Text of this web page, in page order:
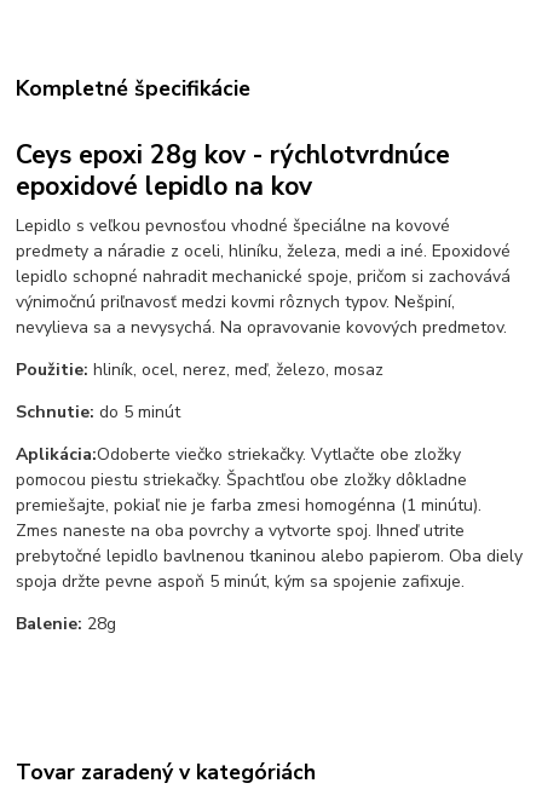
Kompletné špecifikácie
Ceys epoxi 28g kov - rýchlotvrdnúce
epoxidové lepidlo na kov
Lepidlo s veľkou pevnosťou vhodné špeciálne na kovové
predmety a náradie z oceli, hliníku, železa, medi a iné. Epoxidové
lepidlo schopné nahradit mechanické spoje, pričom si zachovává
výnimočnú priľnavosť medzi kovmi rôznych typov. Nešpiní,
nevylieva sa a nevysychá. Na opravovanie kovových predmetov.
Použitie: hliník, ocel, nerez, meď, železo, mosaz
Schnutie: do 5 minút
Aplikácia:Odoberte viečko striekačky. Vytlačte obe zložky
pomocou piestu striekačky. Špachtľou obe zložky dôkladne
premiešajte, pokiaľ nie je farba zmesi homogénna (1 minútu).
Zmes naneste na oba povrchy a vytvorte spoj. Ihneď utrite
prebytočné lepidlo bavlnenou tkaninou alebo papierom. Oba diely
spoja držte pevne aspoň 5 minút, kým sa spojenie zafixuje.
Balenie: 28g
Tovar zaradený v kategóriách